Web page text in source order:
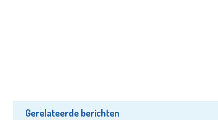
Gerelateerde berichten